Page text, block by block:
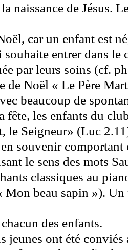
naissance de Jésus.
car un enfant est
souhaite entrer dans
par leurs soins (cf.
de Noël « Le Père
beaucoup de
fête, les enfants du
le Seigneur» (Luc
souvenir
le sens des mots
classiques au
Mon beau sapin »).
des enfants.
jeunes ont été